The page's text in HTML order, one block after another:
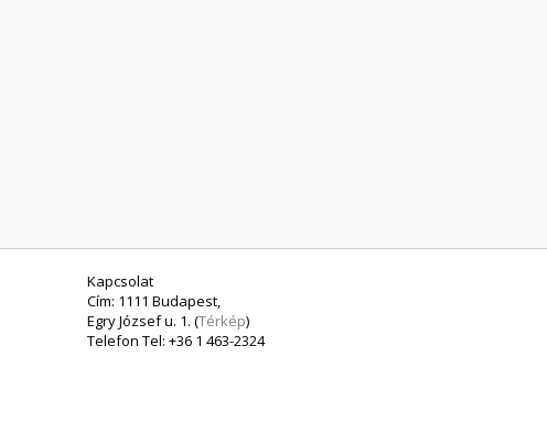
Kapcsolat
Cím: 1111 Budapest,
Egry József u. 1. (Térkép)
Telefon Tel: +36 1 463-2324